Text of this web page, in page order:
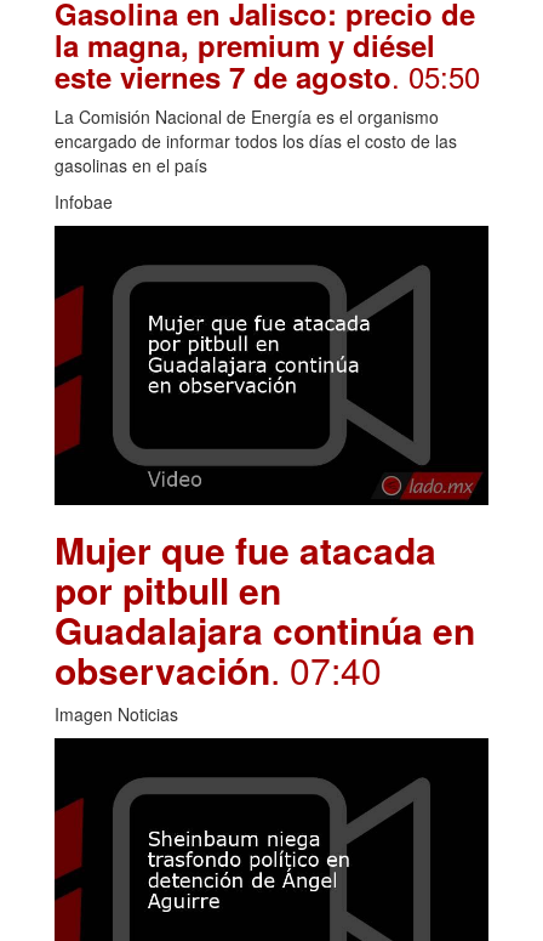
Gasolina en Jalisco: precio de
la magna, premium y diésel
este viernes 7 de agosto. 05:50
La Comisión Nacional de Energía es el organismo
encargado de informar todos los días el costo de las
gasolinas en el país
Infobae
Mujer que fue atacada
por pitbull en
Guadalajara continúa en
observación. 07:40
Imagen Noticias